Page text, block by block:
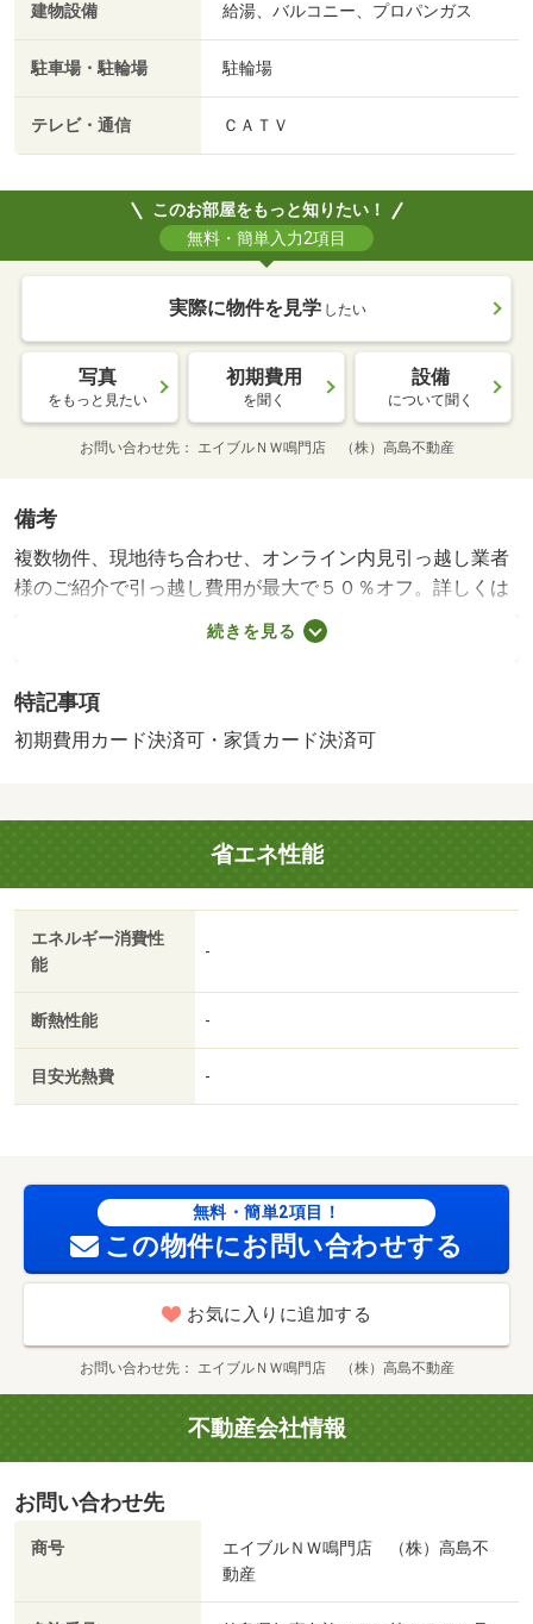
建物設備 給湯、バルコニー、プロパンガス
駐車場・駐輪場 駐輪場
テレビ・通信 ＣＡＴＶ
このお部屋をもっと知りたい！
無料・簡単入力2項目
実際に物件を見学 したい
写真
をもっと見たい
初期費用
を聞く
設備
について聞く
お問い合わせ先 エイブルＮＷ鳴門店 （株）高島不動産
備考
複数物件、現地待ち合わせ、オンライン内見引っ越し業者
様のご紹介で引っ越し費用が最大で５０％オフ。詳しくは
スタッフまで。（対象外エリアあり）・賃貸保証等：加入
要（ハウスリーブ（株） 実費（月額保証料要））・維持
費１，９８０円／月・キッチンは対面式。ＴＶインターホ
ン付き。クローゼット付。・駐輪場：有/クリーニン
続きを見る
特記事項
初期費用カード決済可・家賃カード決済可
省エネ性能
エネルギー消費性
能
-
断熱性能 -
目安光熱費 -
無料・簡単2項目！
この物件にお問い合わせする
お気に入りに追加する
お問い合わせ先 エイブルＮＷ鳴門店 （株）高島不動産
不動産会社情報
お問い合わせ先
商号
エイブルＮＷ鳴門店 （株）高島不
動産